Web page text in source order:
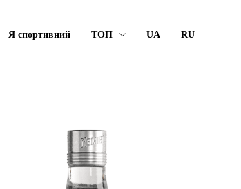
Я спортивний ТОП UA RU